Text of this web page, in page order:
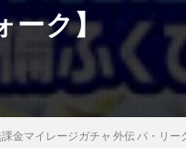
ーク】
金マイレージガチャ 外伝 パ・リ